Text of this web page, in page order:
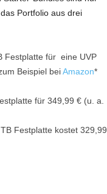
Portfolio aus drei
Festplatte für eine UVP
Beispiel beiAmazon*
für 349,99 € (u. a.
Festplatte kostet 329,99